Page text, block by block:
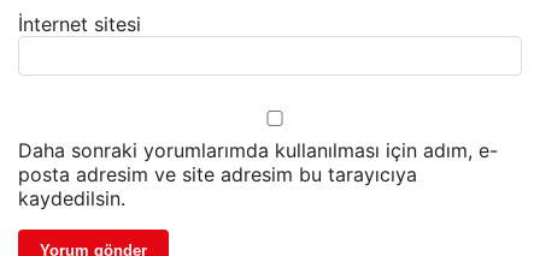
İnternet sitesi
Daha sonraki yorumlarımda kullanılması için adım, e-
posta adresim ve site adresim bu tarayıcıya
kaydedilsin.